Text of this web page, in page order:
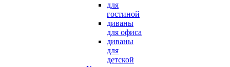
для
гостиной
диваны
для офиса
диваны
для
детской